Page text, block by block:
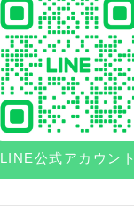
LINE公式アカウント